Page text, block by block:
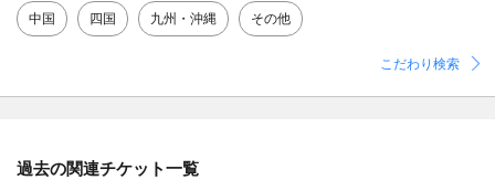
中国 四国 九州・沖縄 その他
こだわり検索
過去の関連チケット一覧